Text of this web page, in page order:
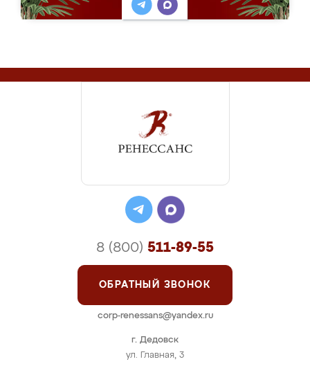
г. Дедовск
ул. Главная, 3
8 (800) 511-89-55
ОБРАТНЫЙ ЗВОНОК
corp-renessans@yandex.ru